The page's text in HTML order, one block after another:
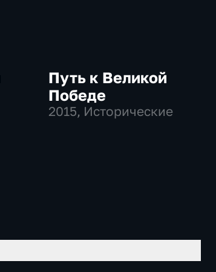
Путь к Великой
Победе
2015, Исторические